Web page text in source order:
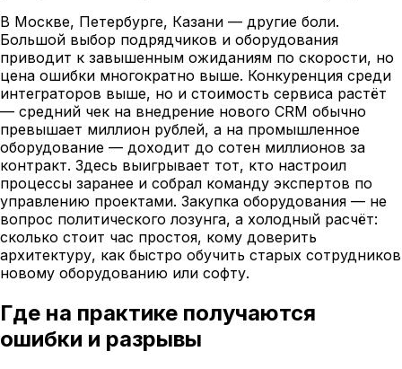
В Москве, Петербурге, Казани — другие боли.
Большой выбор подрядчиков и оборудования
приводит к завышенным ожиданиям по скорости, но
цена ошибки многократно выше. Конкуренция среди
интеграторов выше, но и стоимость сервиса растёт
— средний чек на внедрение нового CRM обычно
превышает миллион рублей, а на промышленное
оборудование — доходит до сотен миллионов за
контракт. Здесь выигрывает тот, кто настроил
процессы заранее и собрал команду экспертов по
управлению проектами. Закупка оборудования — не
вопрос политического лозунга, а холодный расчёт:
сколько стоит час простоя, кому доверить
архитектуру, как быстро обучить старых сотрудников
новому оборудованию или софту.
Где на практике получаются
ошибки и разрывы